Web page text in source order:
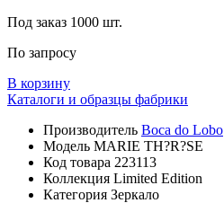
Под заказ 1000 шт.
По запросу
В корзину
Каталоги и образцы фабрики
Производитель Boca do Lobo
Модель MARIE TH?R?SE
Код товара 223113
Коллекция Limited Edition
Категория Зеркало